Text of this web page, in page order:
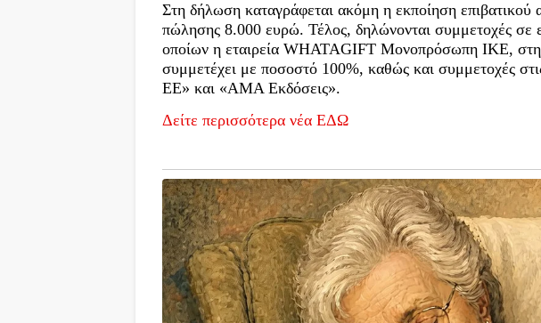
Στη δήλωση καταγράφεται ακόμη η εκποίηση επιβατικού
πώλησης 8.000 ευρώ. Τέλος, δηλώνονται συμμετοχές σε
οποίων η εταιρεία WHATAGIFT Μονοπρόσωπη ΙΚΕ,
συμμετέχει με ποσοστό 100%, καθώς και συμμετοχές
ΕΕ» και «ΑΜΑ Εκδόσεις».
Δείτε περισσότερα νέα ΕΔΩ